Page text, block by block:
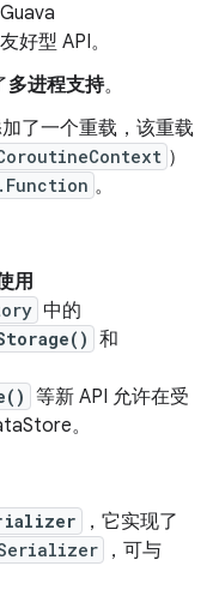
好型 API。
多进程支持。
了一个重载，该重载
）
。
用
中的
和
等新 API 允许在受
。
，它实现了
，可与